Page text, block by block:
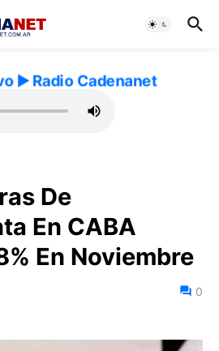
▶️ Radio Cadenanet
De
En CABA
En Noviembre
0